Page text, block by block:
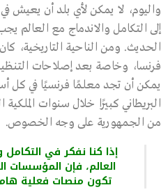
واليوم، لا يمكن لأي بلد أن يعيش
إلى التكامل والاندماج مع العالم
الحديث. ومن الناحية التاريخية،
فرنسا، وخاصة بعد إصلاحات
يمكن أن تجد معلمًا فرنسيًا في كل
البريطاني كبيرًا خلال سنوات الملكية
من الجمهورية على وجه الخصوص.
إذا كنا نفكر في
العالم، فإن المؤسسات
تكون منصات فعلية